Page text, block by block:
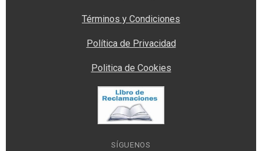
Términos y Condiciones
Política de Privacidad
Politica de Cookies
SÍGUENOS